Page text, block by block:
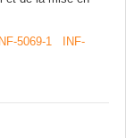
INF-5069-1
INF-